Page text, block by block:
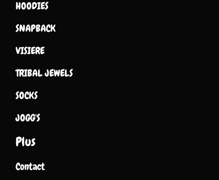
HOODIES
SNAPBACK
VISIERE
TRIBAL JEWELS
SOCKS
JOGG'S
Plus
Contact